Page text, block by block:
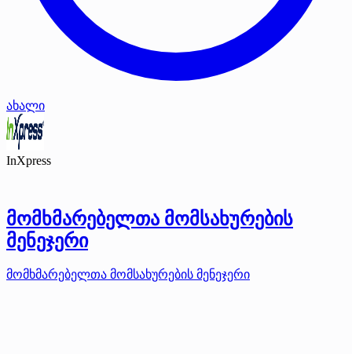
ახალი
InXpress
მომხმარებელთა მომსახურების
მენეჯერი
მომხმარებელთა მომსახურების მენეჯერი